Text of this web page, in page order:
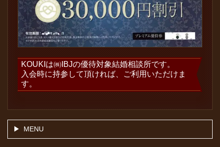
KOUKIは㈱IBJの優待対象結婚相談所です。
入会時に持参して頂ければ、ご利用いただけま
す。
MENU